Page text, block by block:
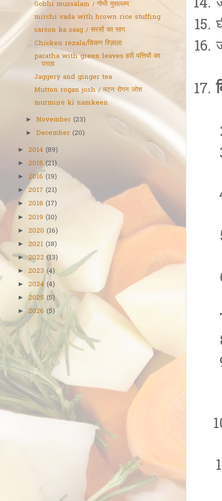
Gobhi mussalam / गोभी मुसल्लम
mirchi vada with brown rice stuffing
sarson ka saag / सरसों का साग
Chicken rezala/चिकन रिज़ाला
paratha with green leaves हरी पत्तियों का
पराठा
Jaggery and ginger tea
Mutton rogan josh / मटन रोगन जोश
murmure ki namkeen
►November (23)
►December (20)
► 2014 (89)
► 2015 (21)
► 2016 (19)
► 2017 (21)
► 2018 (17)
► 2019 (10)
► 2020 (16)
► 2021 (18)
►2022 (13)
► 2023 (4)
► 2024 (4)
►2025 (5)
►2026 (5)